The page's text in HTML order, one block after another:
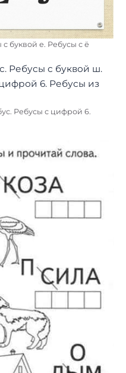
буквой е. Ребусы с ё
Ребусы с цифрой 6.